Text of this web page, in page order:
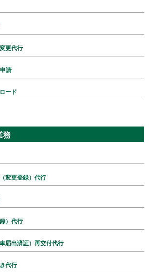
更代行
請
ード
務
変更登録）代行
）代行
届出済証）再交付代行
代行